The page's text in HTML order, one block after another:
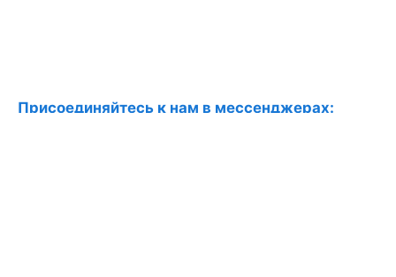
Присоединяйтесь к нам в мессенджерах: